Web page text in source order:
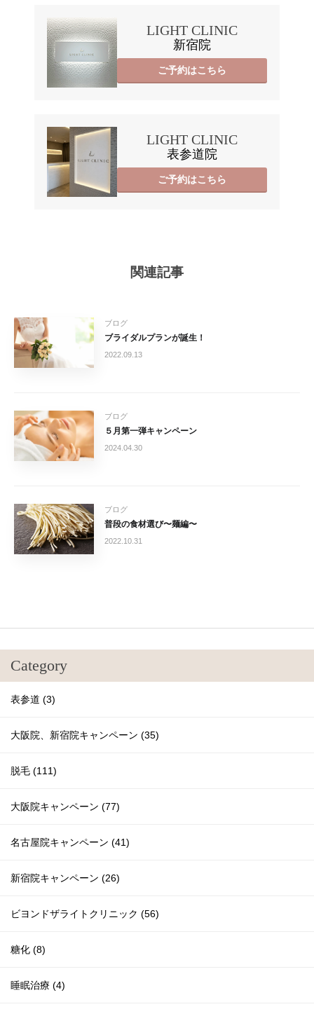
LIGHT CLINIC
新宿院
ご予約はこちら
LIGHT CLINIC
表参道院
ご予約はこちら
関連記事
ブログ
ブライダルプランが誕生！
2022.09.13
ブログ
５月第一弾キャンペーン
2024.04.30
ブログ
普段の食材選び〜麺編〜
2022.10.31
Category
表参道 (3)
大阪院、新宿院キャンペーン (35)
脱毛 (111)
大阪院キャンペーン (77)
名古屋院キャンペーン (41)
新宿院キャンペーン (26)
ビヨンドザライトクリニック (56)
糖化 (8)
睡眠治療 (4)